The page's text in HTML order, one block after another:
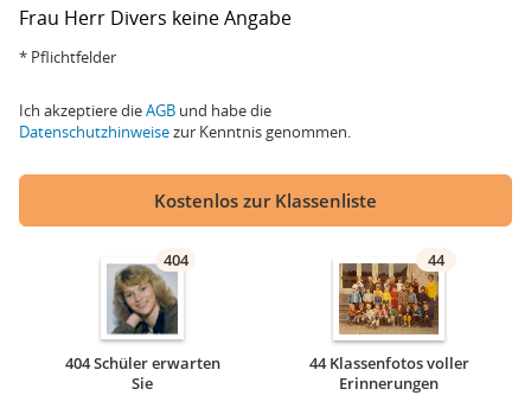
Frau Herr Divers keine Angabe
* Pflichtfelder
Ich akzeptiere dieAGB und habe die
Datenschutzhinweisezur Kenntnis genommen.
Kostenlos zur Klassenliste
404
404 Schüler erwarten
Sie
44
44 Klassenfotos voller
Erinnerungen